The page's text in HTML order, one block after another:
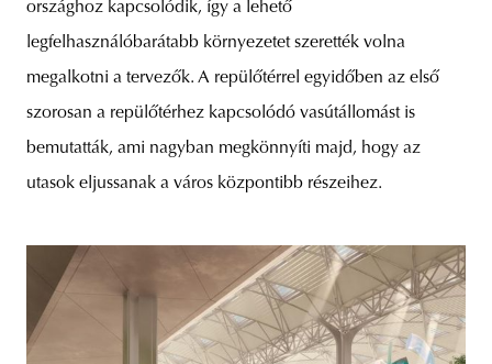
országhoz kapcsolódik, így a lehető
legfelhasználóbarátabb környezetet szerették volna
megalkotni a tervezők. A repülőtérrel egyidőben az első
szorosan a repülőtérhez kapcsolódó vasútállomást is
bemutatták, ami nagyban megkönnyíti majd, hogy az
utasok eljussanak a város központibb részeihez.